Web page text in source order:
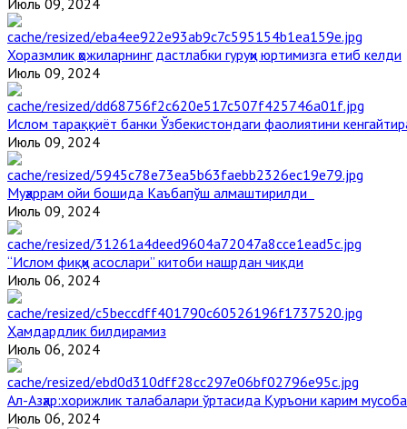
Июль 09, 2024
Хоразмлик ҳожиларнинг дастлабки гуруҳи юртимизга етиб келди
Июль 09, 2024
Ислом тараққиёт банки Ўзбекистондаги фаолиятини
Июль 09, 2024
Муҳаррам ойи бошида Каъбапўш алмаштирилди
Июль 09, 2024
“Ислом фиқҳи асослари” китоби нашрдан чиқди
Июль 06, 2024
Ҳамдардлик билдирамиз
Июль 06, 2024
Aл-Aзҳар:хорижлик талабалари ўртасида Қуръони карим
Июль 06, 2024